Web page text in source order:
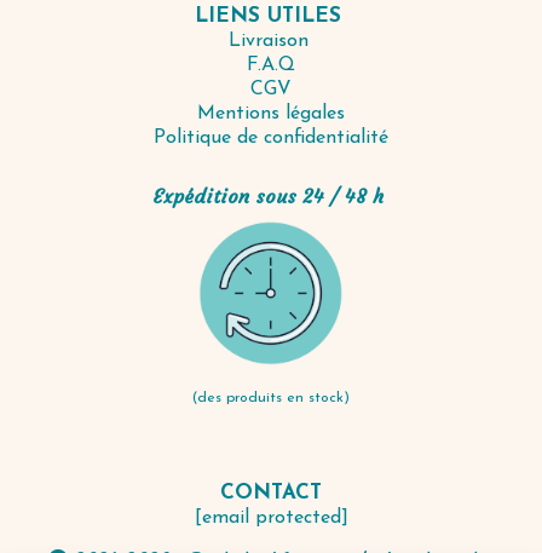
LIENS UTILES
Livraison
F.A.Q
CGV
Mentions légales
Politique de confidentialité
Expédition sous 24 / 48 h
(des produits en stock)
CONTACT
[email protected]